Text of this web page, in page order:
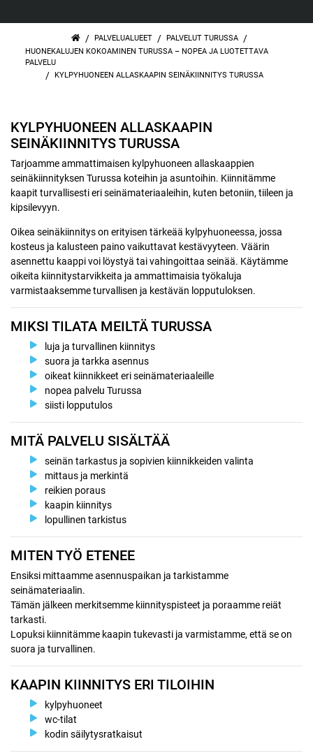
/ PALVELUALUEET / PALVELUT TURUSSA /
HUONEKALUJEN KOKOAMINEN TURUSSA – NOPEA JA LUOTETTAVA
PALVELU
/ KYLPYHUONEEN ALLASKAAPIN SEINÄKIINNITYS TURUSSA
KYLPYHUONEEN ALLASKAAPIN
SEINÄKIINNITYS TURUSSA
Tarjoamme ammattimaisen kylpyhuoneen allaskaappien
seinäkiinnityksen Turussa koteihin ja asuntoihin. Kiinnitämme
kaapit turvallisesti eri seinämateriaaleihin, kuten betoniin, tiileen ja
kipsilevyyn.
Oikea seinäkiinnitys on erityisen tärkeää kylpyhuoneessa, jossa
kosteus ja kalusteen paino vaikuttavat kestävyyteen. Väärin
asennettu kaappi voi löystyä tai vahingoittaa seinää. Käytämme
oikeita kiinnitystarvikkeita ja ammattimaisia työkaluja
varmistaaksemme turvallisen ja kestävän lopputuloksen.
MIKSI TILATA MEILTÄ TURUSSA
luja ja turvallinen kiinnitys
suora ja tarkka asennus
oikeat kiinnikkeet eri seinämateriaaleille
nopea palvelu Turussa
siisti lopputulos
MITÄ PALVELU SISÄLTÄÄ
seinän tarkastus ja sopivien kiinnikkeiden valinta
mittaus ja merkintä
reikien poraus
kaapin kiinnitys
lopullinen tarkistus
MITEN TYÖ ETENEE
Ensiksi mittaamme asennuspaikan ja tarkistamme
seinämateriaalin.
Tämän jälkeen merkitsemme kiinnityspisteet ja poraamme reiät
tarkasti.
Lopuksi kiinnitämme kaapin tukevasti ja varmistamme, että se on
suora ja turvallinen.
KAAPIN KIINNITYS ERI TILOIHIN
kylpyhuoneet
wc-tilat
kodin säilytysratkaisut